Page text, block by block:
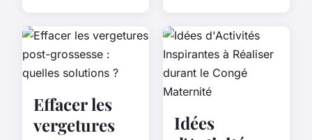
Effacer les
vergetures
Idées